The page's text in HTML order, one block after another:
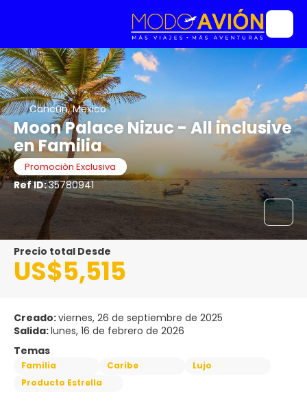
Cancún, México
Moon Palace Nizuc - All inclusive
en Familia
Promociòn Exclusiva
Ref ID:35780941
Precio total Desde
US$5,515
Creado:viernes, 26 de septiembre de 2025
Salida:lunes, 16 de febrero de 2026
Temas
Familia Caribe
Lujo
Producto Estrella